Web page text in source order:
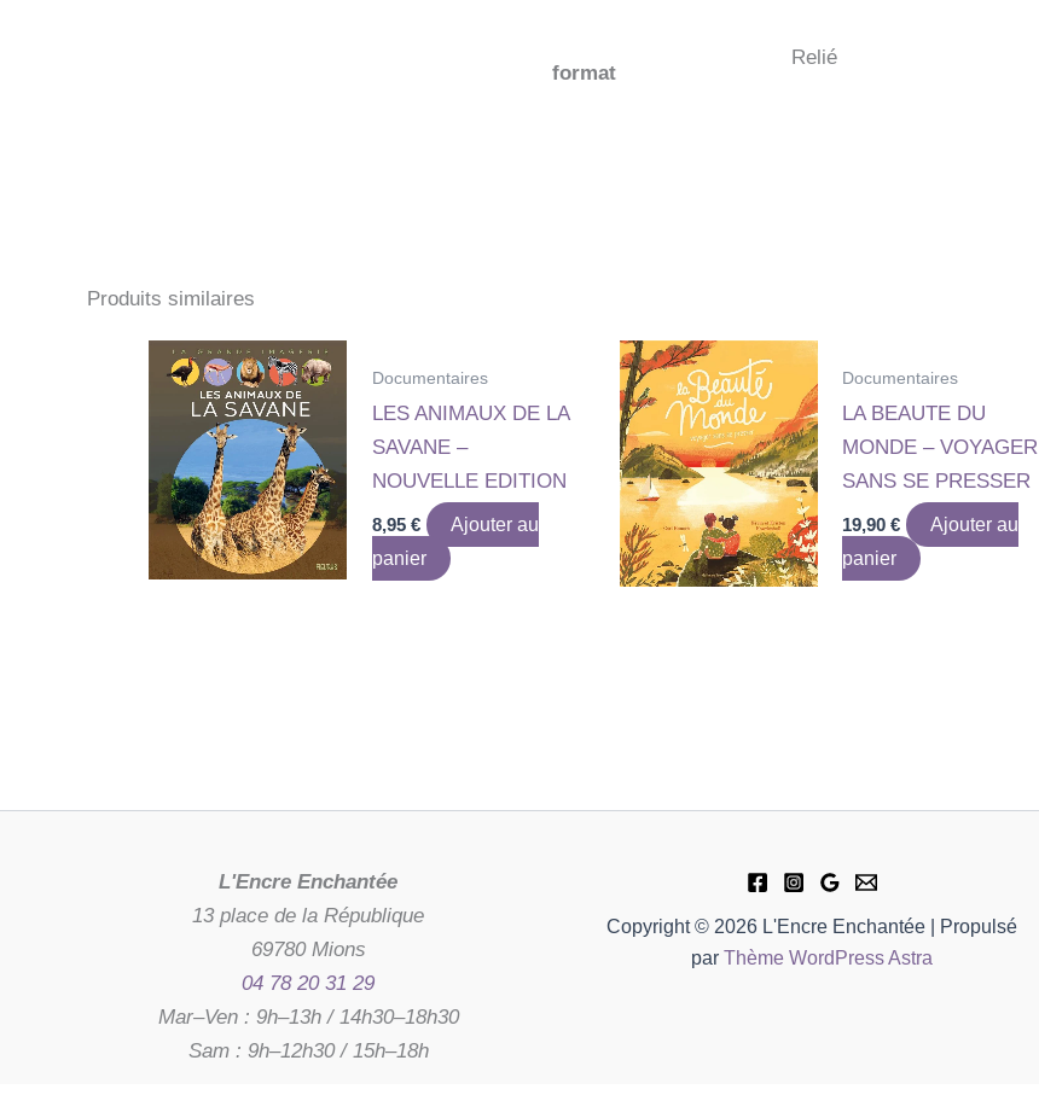
format
Relié
Produits similaires
Documentaires
LES ANIMAUX DE LA
SAVANE –
NOUVELLE EDITION
8,95 €
Ajouter au
panier
Documentaires
LA BEAUTE DU
MONDE – VOYAGER
SANS SE PRESSER
19,90€
Ajouter au
panier
L'Encre Enchantée
13 place de la République
69780 Mions
04 78 20 31 29
Mar–Ven : 9h–13h / 14h30–18h30
Sam : 9h–12h30 / 15h–18h
Copyright © 2026 L'Encre Enchantée | Propulsé
par Thème WordPress Astra